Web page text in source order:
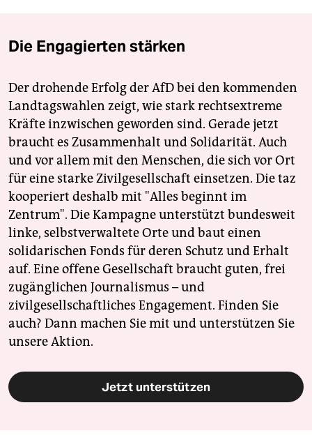
Die Engagierten stärken
Der drohende Erfolg der AfD bei den kommenden
Landtagswahlen zeigt, wie stark rechtsextreme
Kräfte inzwischen geworden sind. Gerade jetzt
braucht es Zusammenhalt und Solidarität. Auch
und vor allem mit den Menschen, die sich vor Ort
für eine starke Zivilgesellschaft einsetzen. Die taz
kooperiert deshalb mit "Alles beginnt im
Zentrum". Die Kampagne unterstützt bundesweit
linke, selbstverwaltete Orte und baut einen
solidarischen Fonds für deren Schutz und Erhalt
auf. Eine offene Gesellschaft braucht guten, frei
zugänglichen Journalismus – und
zivilgesellschaftliches Engagement. Finden Sie
auch? Dann machen Sie mit und unterstützen Sie
unsere Aktion.
Jetzt unterstützen